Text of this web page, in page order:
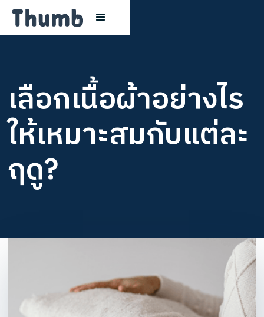
เลือกเนื้อผ้าอย่างไร
ให้เหมาะสมกับแต่ละ
ฤดู?